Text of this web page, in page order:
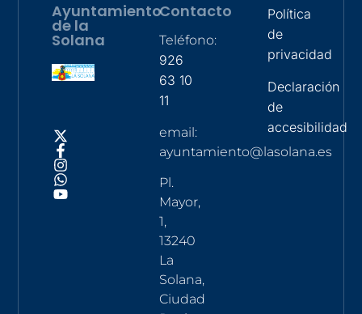
Ayuntamiento
de la
Solana
Contacto
Teléfono:
926
63 10
11
email:
ayuntamiento@lasolana.es
Pl.
Mayor,
1,
13240
La
Solana,
Ciudad
Política
de
privacidad
Declaración
de
accesibilidad